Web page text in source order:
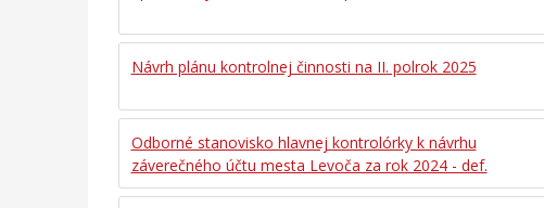
Návrh plánu kontrolnej činnosti na II. polrok 2025
Odborné stanovisko hlavnej kontrolórky k návrhu
záverečného účtu mesta Levoča za rok 2024 - def.